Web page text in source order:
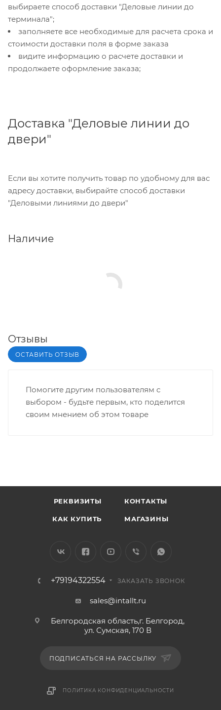
выбираете способ доставки "Деловые линии до
терминала";
заполняете все необходимые для расчета срока и
стоимости доставки поля в форме заказа
видите информацию о расчете доставки и
продолжаете оформление заказа;
Доставка "Деловые линии до
двери"
Если вы хотите получить товар по удобному для вас
адресу доставки, выбирайте способ доставки
"Деловыми линиями до двери"
Наличие
Отзывы
ОСТАВИТЬ ОТЗЫВ
Помогите другим пользователям с
выбором - будьте первым, кто поделится
своим мнением об этом товаре
РЕКВИЗИТЫ КОНТАКТЫ
КАК КУПИТЬ МАГАЗИНЫ
+79194322554 ЗАКАЗАТЬ ЗВОНОК
sales@intallt.ru
Белгородская область,г. Белгород,
ул. Сумская, 170 В
ПОДПИСАТЬСЯ НА РАССЫЛКУ
ПОЛИТИКА КОНФИДЕНЦИАЛЬНОСТИ